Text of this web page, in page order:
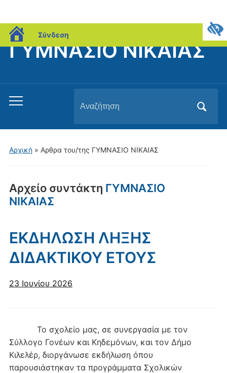
blogs.sch.gr
Σύνδεση
ΓΥΜΝΑΣΙΟ ΝΙΚΑΙΑΣ
Εναλλαγή
μενού
για
για:
Αρχική» Αρθρα του/της ΓΥΜΝΑΣΙΟ ΝΙΚΑΙΑΣ
Αρχείο συντάκτη ΓΥΜΝΑΣΙΟ
ΝΙΚΑΙΑΣ
ΕΚΔΗΛΩΣΗ ΛΗΞΗΣ
ΔΙΔΑΚΤΙΚΟΥ ΕΤΟΥΣ
23 Ιουνίου 2026
Το σχολείο μας, σε συνεργασία με τον
Σύλλογο Γονέων και Κηδεμόνων, και τον Δήμο
Κιλελέρ, διοργάνωσε εκδήλωση όπου
παρουσιάστηκαν τα προγράμματα Σχολικών